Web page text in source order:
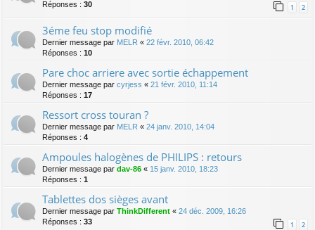
Réponses : 30 1 2
3éme feu stop modifié
Dernier message par MELR « 22 févr. 2010, 06:42
Réponses : 10
Pare choc arriere avec sortie échappement
Dernier message par cyrjess « 21 févr. 2010, 11:14
Réponses : 17
Ressort cross touran ?
Dernier message par MELR « 24 janv. 2010, 14:04
Réponses : 4
Ampoules halogènes de PHILIPS : retours
Dernier message par dav-86 « 15 janv. 2010, 18:23
Réponses : 1
Tablettes dos sièges avant
Dernier message par ThinkDifferent « 24 déc. 2009, 16:26
Réponses : 33 1 2